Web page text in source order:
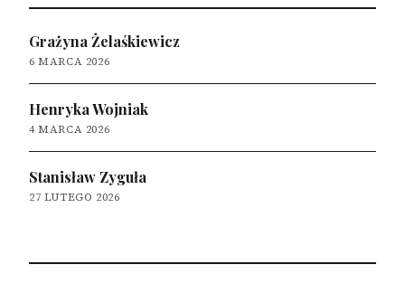
Grażyna Żelaśkiewicz
6 MARCA 2026
Henryka Wojniak
4 MARCA 2026
Stanisław Zyguła
27 LUTEGO 2026